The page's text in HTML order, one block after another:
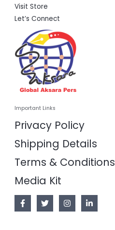
Visit Store
Let’s Connect
Important Links
Privacy Policy
Shipping Details
Terms & Conditions
Media Kit